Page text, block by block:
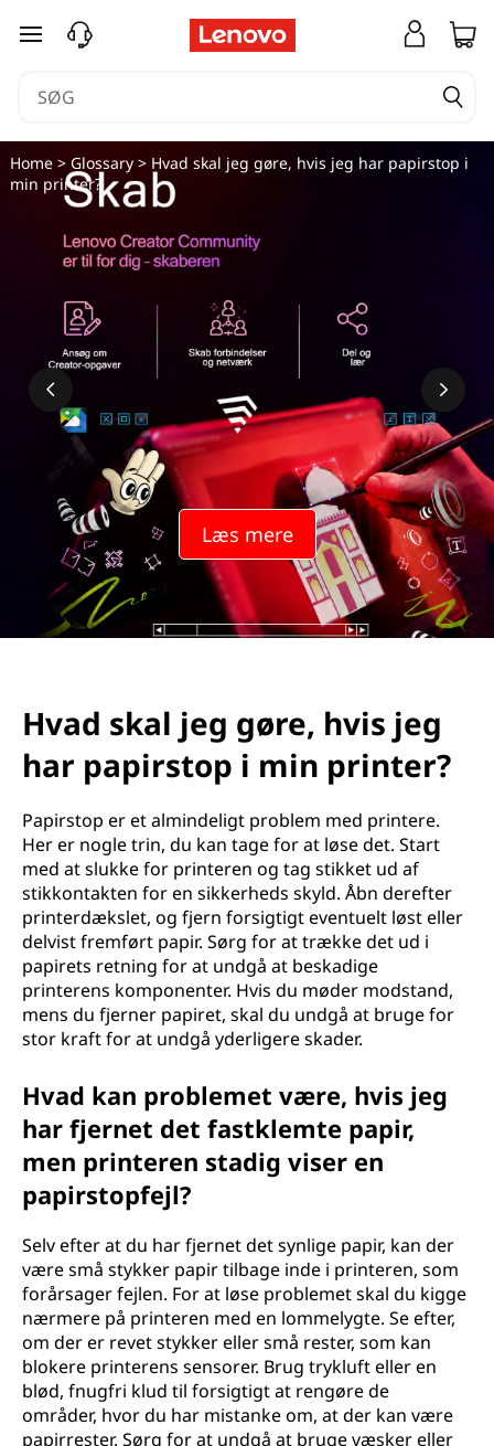
spring til hovedindhold
Læs mere
Home> Glossary> Hvad skal jeg gøre, hvis jeg har papirstop i
min printer?
Hvad skal jeg gøre, hvis jeg
har papirstop i min printer?
Papirstop er et almindeligt problem med printere.
Her er nogle trin, du kan tage for at løse det. Start
med at slukke for printeren og tag stikket ud af
stikkontakten for en sikkerheds skyld. Åbn derefter
printerdækslet, og fjern forsigtigt eventuelt løst eller
delvist fremført papir. Sørg for at trække det ud i
papirets retning for at undgå at beskadige
printerens komponenter. Hvis du møder modstand,
mens du fjerner papiret, skal du undgå at bruge for
stor kraft for at undgå yderligere skader.
Hvad kan problemet være, hvis jeg
har fjernet det fastklemte papir,
men printeren stadig viser en
papirstopfejl?
Selv efter at du har fjernet det synlige papir, kan der
være små stykker papir tilbage inde i printeren, som
forårsager fejlen. For at løse problemet skal du kigge
nærmere på printeren med en lommelygte. Se efter,
om der er revet stykker eller små rester, som kan
blokere printerens sensorer. Brug trykluft eller en
blød, fnugfri klud til forsigtigt at rengøre de
områder, hvor du har mistanke om, at der kan være
papirrester. Sørg for at undgå at bruge væsker eller